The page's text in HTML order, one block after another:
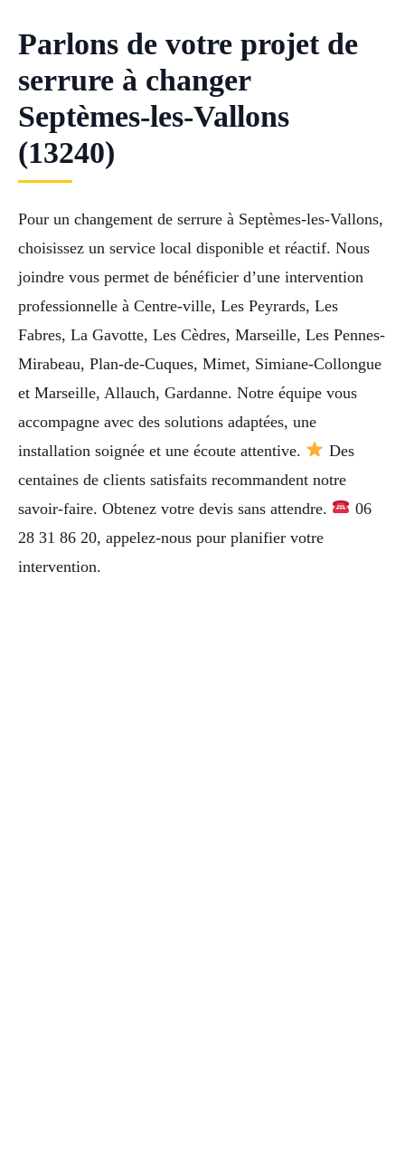
Parlons de votre projet de
serrure à changer
Septèmes-les-Vallons
(13240)
Pour un changement de serrure à Septèmes-les-Vallons,
choisissez un service local disponible et réactif. Nous
joindre vous permet de bénéficier d’une intervention
professionnelle à Centre-ville, Les Peyrards, Les
Fabres, La Gavotte, Les Cèdres, Marseille, Les Pennes-
Mirabeau, Plan-de-Cuques, Mimet, Simiane-Collongue
et Marseille, Allauch, Gardanne. Notre équipe vous
accompagne avec des solutions adaptées, une
installation soignée et une écoute attentive.
Des
centaines de clients satisfaits recommandent notre
savoir-faire. Obtenez votre devis sans attendre.
06
28 31 86 20, appelez-nous pour planifier votre
intervention.